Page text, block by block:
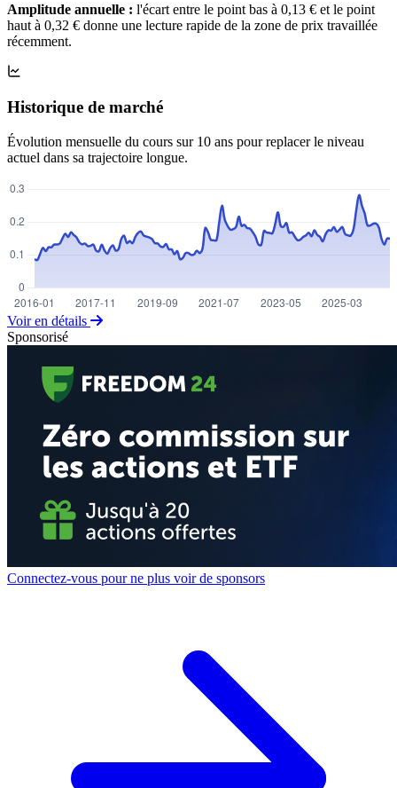
Amplitude annuelle : l'écart entre le point bas à 0,13 € et le point
haut à 0,32 € donne une lecture rapide de la zone de prix travaillée
récemment.
Historique de marché
Évolution mensuelle du cours sur 10 ans pour replacer le niveau
actuel dans sa trajectoire longue.
Voir en détails
Sponsorisé
Connectez-vous pour ne plus voir de sponsors